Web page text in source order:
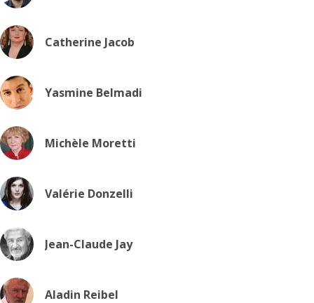
Catherine Jacob
Yasmine Belmadi
Michèle Moretti
Valérie Donzelli
Jean-Claude Jay
Aladin Reibel